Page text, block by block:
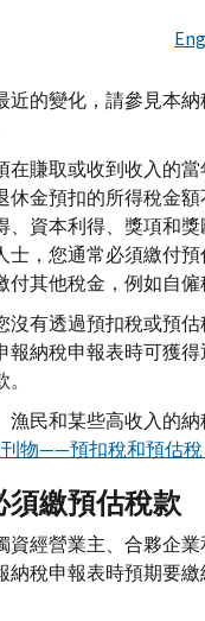
近的變化，請參見本
在賺取或收到收入的
休金預扣的所得稅金
、資本利得、獎項和
士，您通常必須繳付
付其他稅金，例如自僱
沒有透過預扣稅或預
報納稅申報表時可獲
漁民和某些高收入的
物——預扣稅和預估稅
須繳預估稅款
資經營業主、合夥企
納稅申報表時預期要